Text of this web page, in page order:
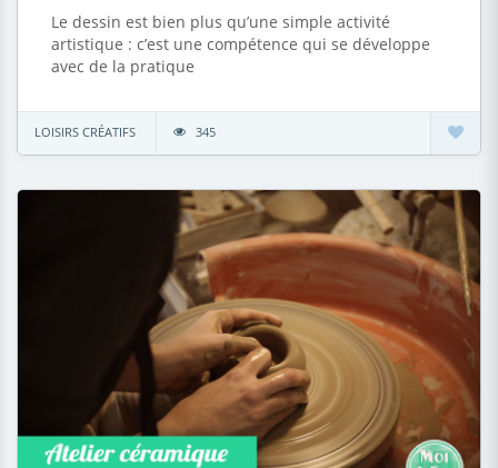
Le dessin est bien plus qu’une simple activité
artistique : c’est une compétence qui se développe
avec de la pratique
LOISIRS CRÉATIFS 345